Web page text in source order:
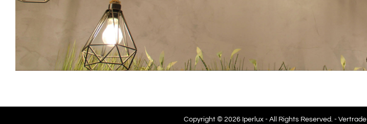
Copyright © 2026 Iperlux - All Rights Reserved. - Vertrade